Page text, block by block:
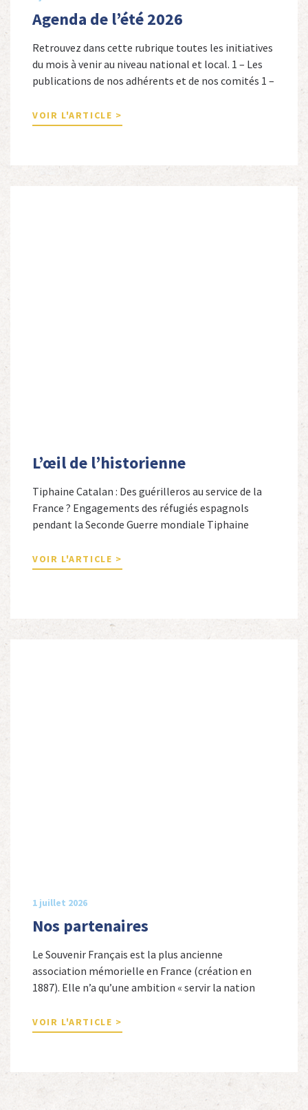
Agenda de l’été 2026
Retrouvez dans cette rubrique toutes les initiatives
du mois à venir au niveau national et local. 1 – Les
publications de nos adhérents et de nos comités 1 –
Cordeboeuf, Christophe Touron et Agnès Dioné,
Nouvelles Sources Éditions, 2026. Ils venaient
autres […]
VOIR L'ARTICLE >
L’œil de l’historienne
Tiphaine Catalan : Des guérilleros au service de la
France ? Engagements des réfugiés espagnols
pendant la Seconde Guerre mondiale Tiphaine
secondaire et docteure en études hispaniques. Elle
est spécialiste de l’histoire contemporaine des
VOIR L'ARTICLE >
1 juillet 2026
Nos partenaires
Le Souvenir Français est la plus ancienne
association mémorielle en France (création en
1887). Elle n’a qu’une ambition « servir la nation
nationale de la France. Afin d’atteindre cet objectif,
Le Souvenir Français entretient des liens amicaux
totalité ou partiellement afin de faire vivre […]
VOIR L'ARTICLE >